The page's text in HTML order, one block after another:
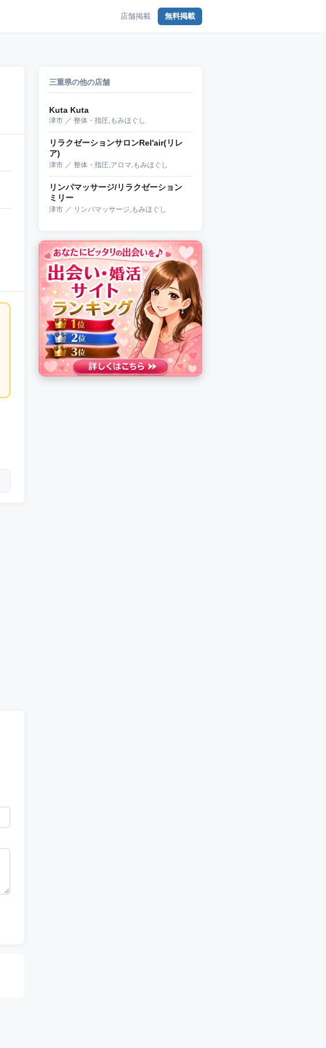
店舗掲載 無料掲載
三重県の他の店舗
Kuta Kuta
津市 ／ 整体・指圧,もみほぐし
リラクゼーションサロンRel'air(リレ
ア)
津市 ／ 整体・指圧,アロマ,もみほぐし
リンパマッサージ/リラクゼーション
ミリー
津市 ／ リンパマッサージ,もみほぐし